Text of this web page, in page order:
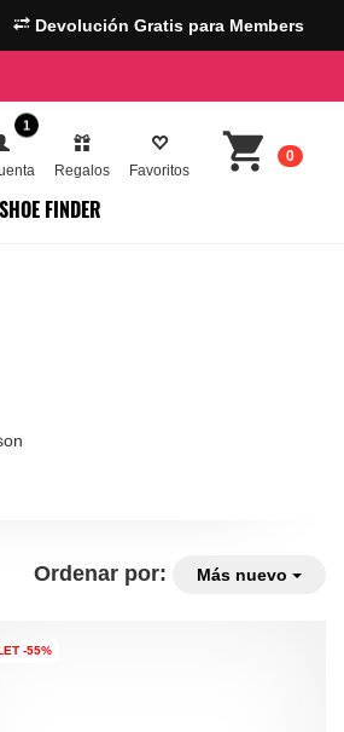
Devolución Gratis para Members
1
Regalos Favoritos
0
SHOE FINDER
Ordenar por: Más nuevo
-55%